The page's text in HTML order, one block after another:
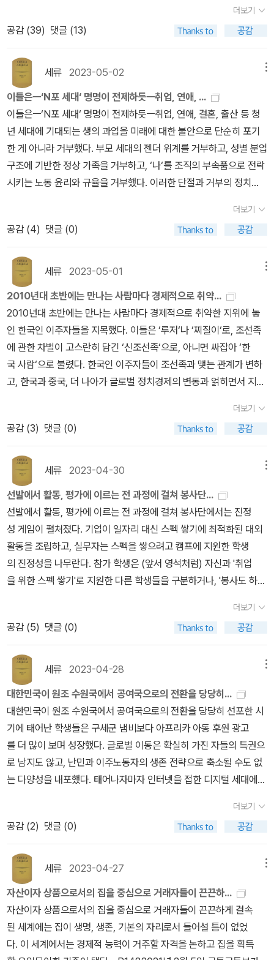
속해서 긴장한 자세를 견지하고, 긴장되는 구도를 발견하며, 긴장감
이 감도는 조건을 마련하려 한다. 고루하고 부조리하고 꺼림칙한 기
존 논의와 불화하며 배치된 것을 재배치하고 분류를 해체하며 낙인을
헤집어 가능성을 끄집어내는 동안 인류학자인 그는 “초연한 관찰자
로 남기보다는 참여자-연루자”로서 감각을 벼리기를 소망한다. 그 세
계가 자기 자신일 때조차. 인류학이라는 특이한 학문 속에서 빈곤과
빈민을 의제로 삼아온 지 20년이 넘었고, 2012년부터 학부에서 강의
중인 〈빈곤의 인류학〉 수업도 어느덧 10년을 맞이했다. 노동, 분배,
복지, 이주, 철거, 쪽방촌, 홈리스, 청년, 운동, 기후위기 등 다양한 주
제를 경유하며 동시대의 빈곤을 의제화하는 동안 기본소득, 페미니즘
리부트, 펜데믹, 행위자-네트워크 이론을 비롯한 현실과 학문의 다양
과물인 이 책이 “누더기 조각보처럼 보일까 걱정이 앞”선다면서도 그
는 다시 한번 이 판을 긴장의 장으로 만든다. “(본질적으로 불완전하
고 앞으로도 미완성으로 남을) 이 조각보는 다른 시기에 여러 현장에
서 다양한 질문 아래 수행된 연구를 우리 시대 빈곤에 관한 사유를 확
장하는 마중물로 재배치하는 시도”라면서 「서문」을 연 이 책은, “여전
히 나를 긴장하게 만든다”는 말로 끝을 맺는다.
에서 2024년까지 가장 크게 발전하고 가장 빠른 속도로 발전한 게
포르노가 아닐까.지금의 포르노는 중장년이 알고 있는 그 포르노가
도 있고, 그리고 그 안에서 많은 여성들이 학대를 당하며, 그리고 그
안에서 빈번하게 폭력과 여성혐오 인종혐오가 파생된다.포르노는 낄
낄거리며 즐길 수 있는 혹은 섹스에 참고할 수 있는 표현의 자유가 아
니다.폭력적 행위이다. 일곱번째 책은 '린다 티라도'의 《핸드 투 마우
스》이다.이 책을 읽고서야 비로소 내가 그동안 빈곤을 제대로 이해하
지 못하고 있었다는 걸 알게 됐다.빈곤은 게으른 사람에게 찾아오는
게 아니다. 아침 저녁으로 일을 하고 또 해도 제대로 된 토스터기 하나
살 수 없는게 빈곤이다. 나쁜 소비인줄 뻔히 알지만 나쁜 소비를 할 수
지를 소비하게 한다.막연히 빈곤이 어떨것이다, 라고 안다고 생각하
는 것과, 이 책을 통해 실제 빈곤을 마주하는 건 차이가 있다.같이 읽
으면 좋을 책들 몇 권 추려본다. 여덟번째 책은 '도나 해러웨이'의 《해
러웨이 선언문》.이 책을 읽으면서 철학관련 팟캐스트를 듣기도 했는
데, 와 이 책 역시 놀라운 책이었다.그러니까 인간이 가장 고등동물로
서 저 혼자 잘나서 살고 있는게 아니라는거다. 나라는 이 하나의 인간
이 존재하는 건 수많은 비인간 존재들의 엮임과 얽힘으로 가능하다는
것.이런 식의 생각을 도나 해러웨이로 인해 처음 접하게 됐고 그래서
신선했으며 좋은 의미로 충격이었다. 언젠가부터 동물 노동에 대해
생각하고 있었는데, 해러웨이 선언문 읽고나니 비인간 존재들의 이야
기가 더 궁금해졌다. 그러나 그들이 직접 이야기를 하지 못하고 그 이
야기들마저 인간들로부터 온것일텐데, 그건 과연 비인간 존재 그들의
이야기일까?아 여섯시다.. 퇴근해야 되는데.. 여기까지만 쓰고 갈까,
홍'의 《마이너 필링스》이다.점점 더 모국이 아닌 곳에서 살아가는 사
람들이 많아지는데 이 책은 저자인 캐시 박 홍이 미국에서 아시아인
여성으로 살아가는 것에 대한 이야기를 들려준다.작년 여름 이탈리아
에서 잠깐의 인종차별을 당한 후에, 외국에서 사는 사람들은 이런 식
의 인종 차별을 더 오래 당할텐데, 그런 식이라면 성격까지 바뀔 수 있
겠다는 생각을 했다.외국에서 아시아인 여성으로 살아가는 이야기는
아시아인 여성에게도 그리고 비아시아인에게도 비여성에게도 꼭 필
요한 이야기라고 나는 생각한다. 이 책과 함께 백인 여성인 '로빈 디앤
엘 글라타우어'의 《새벽 세시, 바람이 부나요?》이다.이 책은 많은 사
람들이 가벼운 로맨스로 읽지만, 이 책은 그보다 더 크다.물론 성인 여
성과 성인 남성이 서로의 존재를 알게 되고 관심을 갖게 되고 그리고
감정이 짙어지는 로맨스인건 맞다.지금은 더이상 특별하지 않지만 이
책이 쓰여졌을 당시에는 '이메일' 자체가 편지를 대신해 쓰이는 수단
이었다. 그 수단을 이용해서 설렘을 전하는 것도 좋았고, 그래서 그들
이 주고 받는 이메일을 활자로 읽으며 그들이 느꼈을 감정을 고스란
히 전달받는 것도 이 책의 특별한 점이다. 그러니까 이 책은 문학이 할
수 있는, 아니지, 문학'만'이 할 수 있는 큰일을 했는데, 그건 바로 등장
인물들이 '활자'를 읽으며 느끼는 감정을 독자 역시 똑같이 '활자'를 읽
으며 느낀다는 거다. 그들의 설렘과 실망과 초조함이 고스란히 느껴
책의 등장인물들은 서로의 얼굴을 모른다는 거다. 본 적이 없다는 거
들은 서로의 모습을 안다. 대화를 하고 안고 싸우고 이 모든 과정에서
그 사람들은 서로에게 실체다. 그런데 이 책에서는 에미가 레오에게
실체이지 않고, 그리고 에미가 독자에게 실체이지 않다. 그 실체를 궁
금해하는 게 독자만의 몫이 아니라는거다. 내가 에미가 궁금하듯, 레
오도 에미가 궁금하고 에미가 레오를 궁금해하듯 독자도 레오를 궁금
해한다. 후버까페에서 그들이 만나기로 했을 때, 이 사람이 그 사람일
화가 생겼으며 읽고 싶은 책이 생겼다. 공포의 권력은 참 어렵게 읽었
다. 가장 어렵게 읽어서 그런지 애증을 갖게 되기도... 그래도 아브젝
시옹에 대한 어렴풋한 개념을 정리하였고 앞으로 읽는 책들은 상대적
으로 이것보다는 낫겠지 하는 생각을 하며 읽게 될 것 같다.무엇보다
지난 달 인문/사회, 에세이, 소설, 페미니즘 등 다양한 분야의 책을 읽
어서 다행이라 생각한다. 역사책을 읽는 만큼 다양한 책을 읽어야 한
다는 생각을 점점 하게 되는데 이제 철학과 과학 분야의 책도 조금씩
늘려가며 읽어보자는 생각을 했다. 이달에 읽을 예정인 책들을 뽑아
보았는데 당연히 변동 가능성은 있다.도스토예프스키 전집(200주년
을 수 있었으면... 어쨌든 가장 얇은 가난한 사람들부터 시작할 것 같
다. 문제는 이거 북플에서 읽음 처리를 하는 것이 불가능할 것 같다.
년 뒤에나 읽음될 것 같은데-_-). <침묵>(제발 읽자)과 선물 받은 맞
춤법 책, 이달의 페미니즘 책, 솔닛의 에세이가 포함되었다.
소개합니다. 그리고 한국에서 활동하는 빈곤활동가들이 현장에서 같
이 살며 삶을 살아가는 중요성을 강조합니다. 누가 누구를 가르치는
로도 변해가는 것이 아닌가하고 생각해봅니다. 경제현상과 경제정책
의 역사, 정부와 정치의 역할, 민주주의가 어떻게 왜곡되어왔는지, 디
지털 생태계가 사회와 경제구조를 어떻게 바꿔왔는지에 주로 주목을
한 반면 최근에 읽은 빈곤에 대한 이 책과 대한민국 초기 정치적 혼란
으로 국내에서 난민으로서 삶을 시작할 수 밖에 없었던 한국에서의
난민 을 다룬 연구서 , <난민, 경계의 삶, 역사비평사,2023>은 먹고
사는 문제와 사회와의 관계 그리고 정치권력의 통치의 관계를 다시
생각하게 해준 책으로 생각합니다. 사회정책과 경제정책은 생각보다
건 국가에 세금을 꼬박꼬박 내는 국민에 대한 모독이라고 생각합니
다. 과연 세금 낸 만큼 국가가 국민들에게 무엇을 하고 있는지 말입니
다. 특히 인류학(anthropology)은 서구의 제국주의자들이 식민지
경영을 위한 통치방식의 하나로 비서구사회를 연구하기 위한 목적으
로 나온 서구학문인데, 그 방법론을 가지고 한국사회의 복지구조와
관료와 복지수급의 관계를 살핀다던지, 중국 선전(Shenzhen深圳)
의 폭스콘 노동자의 삶을 추적해 노동자로서의 삶이 어떠한지를 보여
줍니다. 중국에 관심이 많은 독자로서 그리고 저자 자신도 중국학을
하는 정체성이 있어서 그런지 옆나라 중국의 사회에 대한 글은 접하
지 못했던 이야기라 생각할 거리를 던져준 글이라고 생각합니다. 또
벌어 신흥 부자가 된 소위 ’신조선족‘의 관계는 우리가 흔히 전형적으
로 생각하는 ’조선족‘의 이미지와 매우 달라 매우 전복적입니다. 영화
에서 보던 거친 조선족이 아니라 중국인으로서 하얼빈에 새로정착한
‘찌질한’한국인의 서사가 소개됩니다. 이런 개별적 사례는 조선족에
대한 스테레오타입(stereotype)에 대한 선입견을 무너뜨립니다. 연
구서이고 심심치 않게 등장하는 학자들의 빈곤담론과 인류학자들의
연구인용(citation)으로 가볍게 읽기는 분명 어려운 책입니다. 하지
만 사회를 접근하는 다양한 시각을 보고 인류학자들이 심층인터뷰를
통해 어떤 방식으로 연구하는지를 볼 수 있는 좋은 책 같습니다.
면, 나를 누가 돌봐주죠? 이 커다란 문제 앞에 아무도 답을 주지 않고
시간은 흘러간다.영화에서 보여지는 대화들로 토리와 로키타가 친남
매가 아니라는 걸 알 수 있다. 그들은 밀입국하던 배에서 만나 서로를
의지하게 되었고, 체류증을 더 쉽게 받을 수 있을지도 몰라서 친남매
로 지내기로 한 것. 서로에게 서로뿐이었던 만큼 이들은 떨어져 지내
는 걸 상상할 수 없다. 어딜 가든 함께 다니고 앞으로도 함께여야 한
다. 그도 그럴것이,이 세상의 어른들이 이들에게 너무 가혹하다. 미성
년자 난민에게 너무 가혹하다. 쉼터에서 그들을 돌봐주는 어른들이
있긴 하지만, 벨기에의-물론 벨기에 어른만 그런건 아니겠지- 어른들
은 이 보호자 없고 오갈데 없는 처지의 미성년자 난민들을 착취한다.
노동을 착취하고 성적으로 착취한다. 그리고 겨우 벌어들인 몇 푼의
돈도 착취한다. 게다가 이 미성년자들에게 대마초 팔이 심부름까지
시킨다. 거기에서 얻게 되는 돈은 극히 적고, 그러나 토리와 로키타에
실패한 로키타에게 마약 판매상 쉐프는 대마초 키우는 컨테이너에서
3개월간 생활하면 가짜 체류증을 만들어주겠다 제안한다. 그곳은 불
법이며 드러나서는 안되기에 일단 들어가는 이상 그 안에서 3개월간
갇혀 있어야 한다. 갖다 주는 음식을 먹고 외부와의 연락도 단절된 채
로 대마초를 키워내야 하는 것. 내 동생을 일주일에 한 번만이라도 만
나게 해달라는 요구는 묵살되지만 토리는 어떻게든 누나를 만날 방법
을 찾아낸다. 물론, 이 어른들에게 들켜서는 안되기 때문에 몰래 이루
어져야 하고 몰래 들어갔다 몰래 빠져나와야 한다. 로키타는 체류증
로키타의 가장 큰, 아니 유일한 희망은, 체류증을 얻어 가사도우미로
일하는 것이다. 그러면 고향에 있는 어머니에게 돈을 보낼 수 있다. 고
향에 동생들이 있고 동생들은 학교에 가야 하고 그런데 집에 돈은 없
고, 여기서 제 몸 하나 간수하기도 힘든데 어떻게든 고향에 돈을 보내
기 위해 노력한다. 이민 브로커가 숨어 있다 벌어들인 돈을 착취하는
세상속에 사는 로키타에게, 엄마는 통화할 때면 왜 돈을 못보내냐 너
돈 다른데 쓰냐며 윽박지른다. 도처에 학대하고 원망하는 어른들 뿐
인데 이 와중에 로키타를 진심으로 다정하게 대해주는 이는 토리 뿐
이다. 물론 토리에게도 마찬가지. 이들이 그러니 서로와 어떻게든 붙
어 있으려는 것은 당연하다.목표라는 것 그리고 희망이라는 것은 과
거의 나를 보여준다. 장래 희망이 가사 도우미라고 답을 하는 소녀에
미는 로키타의 가장 큰 희망이고 행복의 상징이다. 가사 도우미가 된
다면 이 성착취와 노동착취와 불법 노동으로부터 그리고 브로커의 폭
력으로부터도 벗어날 수 있다. 감히 과학자나 대통령이나 유튜버를
희망할 수 없는 현재는 그 전의 온통 학대와 가난으로 얼룩진 과거를
반영한다. 내 목표는 체류증 받아 가사도우미가 되는 거야, 라고 말하
는 십대의 소녀를 보는 일은 짐작보다 더 크게 가슴을 찌른다. 이 십대
난민 소녀는 모든 어른들에게 '아무렇게나 대해도 되는' 존재가 되어
있다. 그러나 머무를 곳도 돈도 보호해줄 어른도 없는 소녀는 이들에
게 제대로 된 항변도 할 수 없고, 하다못해 경찰에 신고도 할 수 없다.
의 하늘 아래서 다른 어른들과 함께 살고 있다. 영화의 마지막, 나는
희망을 바랐다. 어떤 작은 희망이라도 그들을 찾아오겠지. 매 장면마
지는 않겠지 했는데, 다르덴 형제 할아버지들 얄짤 없으셨네요. 내용
언급 없이 결말을 말하자면 비극이고, 그러나 그것은 현실일 터였다.
그렇다면 현실은 비극인걸까.위에서도 언급했지만 영화속에는 미성
년 난민의 성착취 장면이 나온다. 그러나 직접적인 장면 묘사는 없다.
그럼에도 불구하고 지금 성착취가 일어나고 있다는 걸 관객은 알고,
충분히 끔찍하게 여길 수 있다. 이 장면에서 나는 또다시 잔인한 강간
더보기
공감 (39) 댓글 (13)
세류 2023-05-02
이들은ㅡ‘N포 세대‘ 명명이 전제하듯ㅡ취업, 연애, ...
이들은ㅡ‘N포 세대‘ 명명이 전제하듯ㅡ취업, 연애, 결혼, 출산 등 청
년 세대에 기대되는 생의 과업을 미래에 대한 불안으로 단순히 포기
한 게 아니라 거부했다. 부모 세대의 젠더 위계를 거부하고, 성별 분업
구조에 기반한 정상 가족을 거부하고, ‘나‘를 조직의 부속품으로 전락
시키는 노동 윤리와 규율을 거부했다. 이러한 단절과 거부의 정치
다.- P317말할 수 있는 프레카리아트 다수는 신자유주의 구조조정
이 본격화된 1990년대 후반 경제 위기에 유년기를 보냈고, 예측 불
허의 삶을 온몸으로 경험한 부모로부터 때로 과도한 관심과 투자
를 받으며, 또래와 살벌한 경쟁을 거듭 치르고 첫 관문인 중상위권 대
학에 진입했다. '자기 착취에 가까운 자기계발'로 삶을 마모시키다 보
니 우울이라는 집단 감염을 겪고, '첫 일자리로 사실상 ‘신분‘이 결정
되는' 노동시장에서 기회의 공정에 강박적으로 몰두하며 불평등에 예
민한 감각을 벼려냈지만, 동시에 국가라는 대서사에 개인을 접붙여
온 삶을 낯설게 바라볼 수 있는 교육·문화 자본도 축적했다. 이들 다수
가 (논술에서 학생부 종합 전형까지) 변화된 입시 환경에서 일찌감
치 인권과 민주주의를 학습했고, 외국어 실력과 디지털 소통 능력, 다
양한 국외경험을 바탕으로 온라인과 오프라인을 넘나들며 글로벌 지
식의 소비자이자 생산자가 되었다.- P319말할 수 있는 프레카리아트
서 딜레마도 커졌다. 청년이 처한 조건이 어떻게 그려지느냐에 따
라 청년에게 부과된 규범도 대책도 바뀌는 상황에서, 어떤 청년은 적
극적으로 자신을 재현하고 어떤 청년은 재현되기만 한다면 위계가 생
겨날 수밖에 없다. 전자가 교육·문화 자본을 갖춘 청년들이라면, 후자
는 전자에 의해 또는 미디어에 의해 이따금 호명되고 발굴되는 청년
프레카리아트, 예컨대 지방 청년, 실업계 청년, 산업 현장의 청년, 플
랫폼 노동자 청년, 수급자 청년, 성매매 청년 등이다.- P321기존
의 빈곤 레짐에서 가난한 사람을 타자화 · 형벌화하는 사고와 행위
의 서사로 선취한 청년들이 자신들의 정당성을 주장하는 근거였던 셈
이다. 청년 프레카리아트가 자신의 불안을 제어하고 인적 자본으
로 거듭나기 위해 강박적으로 몰두한 담론들은 그렇게 다른 프레카리
아트의 불안정성을 심화하고 있었다.- P331오랫동안 가난한 사람들
과 부대끼며 연대를 도모해온 활동가들은 빈곤층을 무기력한 인
간, 자립 자활훈련을 통해 하루빨리 거듭나야 할 인간으로 가정하면
서 추진되는 여러 제도가 가난의 시간성을 고려하지 않는다는 점을
역설했다.- P331인터뷰, 토론, 분석, 발표, 글쓰기를 거치면서, 학생
들의 질문은 ‘빈곤층은 왜 자립할 수 없는가‘ 내지 자립하지 못하는
가‘에서 우리는 왜 자립·자활에 이렇게 집착하게 되었을까‘ 또는 ‘자활
·자립 담론은 어쩌다 이렇게 범람하게 되었을까‘로 바뀌었다. 신자유
의 위계를 만들어내는 수사로 비판의 대상이 됐다.- P333교육·문화
자본을 갖춘 청년 프레카리아트에게 불안정성이란 단순히 위기에 그
치지 않고 새로운 열망을 지폈는데, 이 열망을 표현, 조직, 확산하
는 데 페미니즘이 끼친 영향은 상당하다. 여성의 결혼, 출산, 양육
을 책무로 만든 근대적 시간성, 가부장적 가족제도, 남성중심적 조
직 문화를 거부하면서 다르게 살아갈 자유는 ‘정상‘ 규범을 이탈하
는 데 따른 위험을 감수하면서라도 추구할 가치가 있었다.- P337
더보기
공감 (4) 댓글 (0)
세류 2023-05-01
2010년대 초반에는 만나는 사람마다 경제적으로 취약...
2010년대 초반에는 만나는 사람마다 경제적으로 취약한 지위에 놓
인 한국인 이주자들을 지목했다. 이들은 ‘루저‘나 ‘찌질이‘로, 조선족
에 관한 차벌이 고스란히 담긴 ‘신조선족‘으로, 아니면 싸잡아 ‘한
국 사람‘으로 불렸다. 한국인 이주자들이 조선족과 맺는 관계가 변하
고, 한국과 중국, 더 나아가 글로벌 정치경제의 변동과 얽히면서 지
와 조용했기 때문일 것이다.- P273실제 지형이 이처럼 복잡한데
도 시타에서 조선족의 상향 이동과 한국인의 하향 이동을 기정사실화
하면서 ‘성공한 조선족‘과 ‘찌질한 한국인‘을 대별하는 서사는 강력
한 힘을 발휘한다. 1990년대 한국에 이주 노동 온 조선족과 한국인
의 위계, 그리고 시장경제 초입에 있던 가난한 중국과 선진국 축포
를 쏘아 올린 한국의 위계가 20여 년이 지나 극적으로 바뀌었다는 점
이 중요하게 작용했다.- P286선양에서 만난 한족 택시기사는 비아
냥거리는 듯한 어조로 이 차이를 정리했다. '서탑에서 사장과 사기꾼
은 종이 한 장 차이예요. 사기를 쳐서 성공하면 사장님인 거고, 실패하
면 사기꾼인 거지.' 사업 실패가 납득 가능한 원인에 따른 귀결이 아니
라 순전히 우발적이라 생각하는 한국인 자영업자들은 자신의 곤경
에 대한 책임을 외부, 특히 성공한 조선족에게 돌렸다.- P292갈등
은 ‘경계인‘ 집단끼리 폭발했다. 단일민족국가를 전제한 채 살아온 한
지며 그들을 집요하게 차별했고, 다시 조선족은 우월한 위치를 당연
시하나 현실은 지극히 불안한 한국 이주자를 희화화했다. 경계인
이 경계인을 공격했다.이들이 그나마 적대를 거두고 의견의 일치
를 보이는 순간은 자신보다 열위에 있는 다른 경계인-탈북민을 지목
할 때였다.- P293시타의 발전과 쇠락은 한국과 중국은 물론, 글로
벌 정치경제의 변동과 관련지어 이해해야 할 구조적 사안이다. 그럼
에도 예측 불허의 힘들이 얽힌 결과를 문화적 적대로 치환하는 일
이 허다했다. 이러한 변동에 쉽게 대처할 만한 자본을 지니지 못
으로.하향 이동의 실제 경험과 내리막길을 걸을지 모른다는 공포가
뒤섞이면서 시타에서 빈곤 문화는 강한 전염성을 갖게 되었다.(중략)
나는 빈곤 문화의 신자유주의적 생산에 주목하는데, 이는 '위기가 반
복되는 신자유주의 흐름에서 하향 이동이나 삶의 격동을 경험하는 시
타의 한국인 이주자들이 자신의 ‘정상성‘을 증명하고, 스스로를 ‘찌질
이‘ ‘루저‘와 구분 짓기 위해 자의적인 빈곤 문화의 표식을 동원하
고 (재)생산하는 과정'을 일컫는다.- P294초국적 연결이 급증한 시
대, 나락에 떨어질지 모른다는 불안이 빈곤 감각을 증폭시키는 시대
에 빈곤 복지 · 노동 담론이 서로 맞물리면서 ‘빈민‘을 조립했던 문
더보기
공감 (3) 댓글 (0)
세류 2023-04-30
선발에서 활동, 평가에 이르는 전 과정에 걸쳐 봉사단...
선발에서 활동, 평가에 이르는 전 과정에 걸쳐 봉사단에서는 진정
성 게임이 펼쳐졌다. 기업이 일자리 대신 스펙 쌓기에 최적화된 대외
활동을 조립하고, 실무자는 스펙을 쌓으려고 캠프에 지원한 학생
의 진정성을 나무란다. 참가 학생은 (앞서 영석처럼) 자신과 '취업
을 위한 스펙 쌓기'로 지원한 다른 학생들을 구분하거나, '봉사도 하
다'며 진정성의 버전을 업그레이드한다. 실제 활동에서 순수한 봉사
와 불순한 봉사가 명확히 구분되지 않고 실무자든 학생들이든 이
를 어느 정도 간파하고 있음에도, 한쪽이 진실이고 다른 한쪽이 거짓
인 양 가정하는 자의적 이분법은 프로그램 전 과정을 통해 재생산된
다.- P239참가자들의 공식적인 평가, 활동 수기, 경험담으로 쉽게 정
리될 만한 자족적 에피소드가 구성되려면, 봉사는 ‘유연한 외피를 갖
추고, ‘문제 해결식‘의 간명한 테크닉을 취하며, 과도한 개입이나 희생
을 요구하지 않는 ‘적당함‘을 지녀야 했다.- P253참가 학생들을 인터
뷰하면서 느낀 것은 대기업의 해외 자원봉사를 비롯해 대학생을 대상
으로 한 각종 대외활동이 단순히 스펙을 쌓기 위한 용도도, '자신들
을 도덕적 인재, 공감 능력과 책임감을 지닌인재로 계발하기 위한 자
기의 테크놀로지'에 국한된 것도 아니라는 점이다. 내가 심층 인터뷰
를 진행한 열 명 중 무려 절반이 휴학하고 고시나 각종 자격증 시험
제, 심지어 한 학생의 말을 빌리면 '암흑 속에 살던 내가 만난 새로
운 희망'이었다.- P257한국 학생들은 도농이원구조에 따른 중국
의 지역 격차나 농민공의 삶에 관해 잘 몰랐다. 물리적 환경만 보고 가
난하다는 인상을 받을 뿐, 자신이 봉사자로서 대면하는 빈곤에 대
한 구체적 이해나 관심이 상대적으로 부족했다. 봉사를 통해 ‘나‘의 결
핍을 어떻게 메울 것인지가 더 중차대한 문제였다.- P259단기간의
해외 자원봉사 프로그램을 통해 정부와 기업은 청년 실업과 고용 불
더보기
공감 (5) 댓글 (0)
세류 2023-04-28
대한민국이 원조 수원국에서 공여국으로의 전환을 당당히...
대한민국이 원조 수원국에서 공여국으로의 전환을 당당히 선포한 시
기에 태어난 학생들은 구세군 냄비보다 아프리카 아동 후원 광고
를 더 많이 보며 성장했다. 글로벌 이동은 확실히 가진 자들의 특권으
로 남지도 않고, 난민과 이주노동자의 생존 전략으로 축소될 수도 없
는 다양성을 내포했다. 태어나자마자 인터넷을 접한 디지털 세대에
낭여행, 워킹홀리데이 등으로 장기간 해외에 체류하면서 한국 사
회 청년으로서 기대되는 표준 생애 경로를 재고하거나 여기에서 이탈
하는 청년도 제법 늘었다.- P192'발전‘주의‘는 남았으되 발전의 전망
도 동력도 불투명해진 시대에 성인이 된다는 것은 어떤 의미일
까?'(중략)기술 발전이 노동을 대체하고, 더 싼 노동을 찾아 자본
이 쉽게 이동하고, 가치 증식이 실물경제 활성화와 점점 무관해지
는 금융자본주의 세계에 살면서도 학생들은 수백 통의 자소서(자기소
개서)를 썼다. 부모 세대가 습관처럼 강조해온 안정된 정규직과 성
공 신화를 버릴 수도, 현실화시킬 수도 없는 상황에서 그런 처지의 비
더보기
공감 (2) 댓글 (0)
세류 2023-04-27
자산이자 상품으로서의 집을 중심으로 거래자들이 끈끈하...
자산이자 상품으로서의 집을 중심으로 거래자들이 끈끈하게 결속
된 세계에는 집이 생명, 생존, 기본의 자리로서 들어설 틈이 없었
다. 이 세계에서는 경제적 능력이 거주할 자격을 논하고 집을 획득